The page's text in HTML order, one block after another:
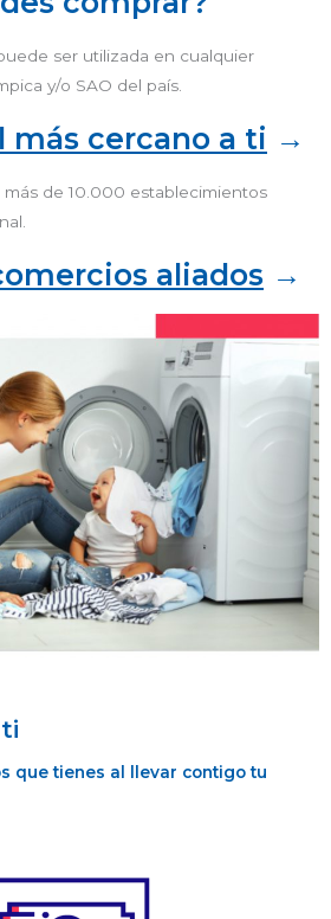
ser utilizada en cualquier
y/o SAO del país.
más cercano a ti →
de 10.000 establecimientos
aliados →
que tienes al llevar contigo tu